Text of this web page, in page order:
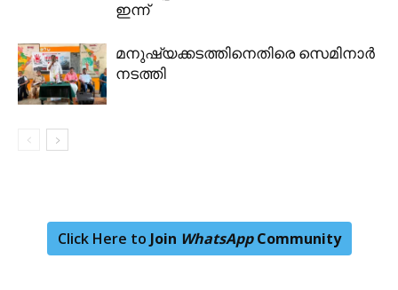
ഇന്ന്
മനുഷ്യക്കടത്തിനെതിരെ സെമിനാർ
നടത്തി
Click Here to Join WhatsAppCommunity